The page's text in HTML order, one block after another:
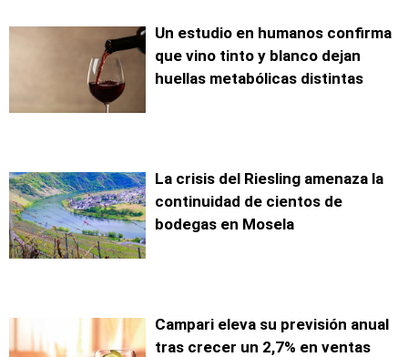
Un estudio en humanos confirma
que vino tinto y blanco dejan
huellas metabólicas distintas
La crisis del Riesling amenaza la
continuidad de cientos de
bodegas en Mosela
Campari eleva su previsión anual
tras crecer un 2,7% en ventas